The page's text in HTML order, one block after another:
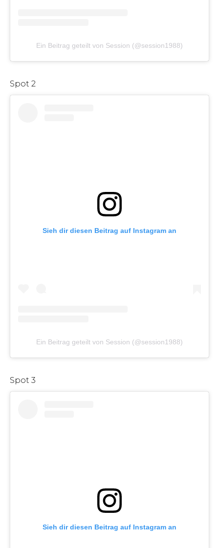
Ein Beitrag geteilt von Session (@session1988)
Spot 2
Sieh dir diesen Beitrag auf Instagram an
Ein Beitrag geteilt von Session (@session1988)
Spot 3
Sieh dir diesen Beitrag auf Instagram an